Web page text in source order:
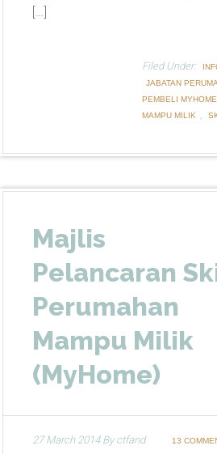
[…]
Filed Under:
JABATAN
PEMBELI MYHOME
MAMPU MILIK
,
Majlis
Pelancaran
Perumahan
Mampu Milik
(MyHome)
27 March 2014Byctfand 13